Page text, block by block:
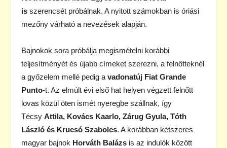
is szerencsét próbálnak. A nyitott számokban is óriási
mezőny várható a nevezések alapján.
Bajnokok sora próbálja megismételni korábbi
teljesítményét és újabb címeket szerezni, a felnőtteknél
a győzelem mellé pedig a vadonatúj Fiat Grande
Punto-t. Az elmúlt évi első hat helyen végzett felnőtt
lovas közül öten ismét nyeregbe szállnak, így
Técsy Attila, Kovács Kaarlo, Zárug Gyula, Tóth
László és Krucsó Szabolcs. A korábban kétszeres
magyar bajnok Horváth Balázs is az indulók között